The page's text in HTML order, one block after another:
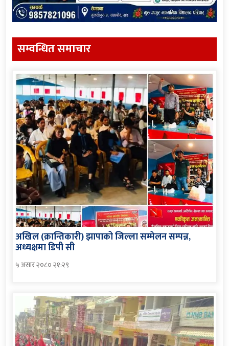
सम्वन्धित समाचार
अखिल (क्रान्तिकारी) झापाको जिल्ला सम्मेलन सम्पन्न,
अध्यक्षमा डिपी सी
५ असार २०८० २१:२९